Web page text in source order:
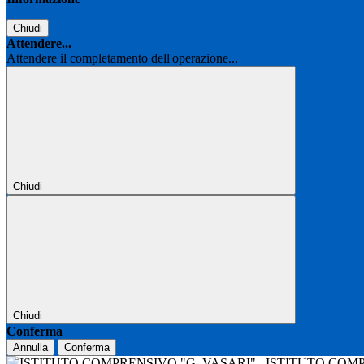
Chiudi
Attendere...
Attendere il completamento dell'operazione...
Chiudi
Chiudi
Conferma
Annulla Conferma